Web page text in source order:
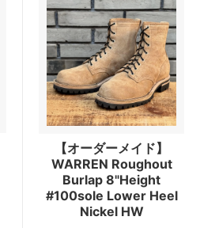
【オーダーメイド】
WARREN Roughout
Burlap 8"Height
#100sole Lower Heel
Nickel HW